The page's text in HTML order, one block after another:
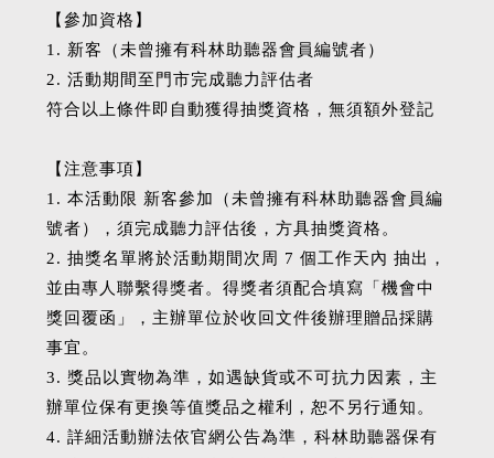
【參加資格】
1. 新客（未曾擁有科林助聽器會員編號者）
2. 活動期間至門市完成聽力評估者
符合以上條件即自動獲得抽獎資格，無須額外登記
【注意事項】
1. 本活動限 新客參加（未曾擁有科林助聽器會員編
號者），須完成聽力評估後，方具抽獎資格。
2. 抽獎名單將於活動期間次周 7 個工作天內 抽出，
並由專人聯繫得獎者。得獎者須配合填寫「機會中
獎回覆函」，主辦單位於收回文件後辦理贈品採購
事宜。
3. 獎品以實物為準，如遇缺貨或不可抗力因素，主
辦單位保有更換等值獎品之權利，恕不另行通知。
4. 詳細活動辦法依官網公告為準，科林助聽器保有